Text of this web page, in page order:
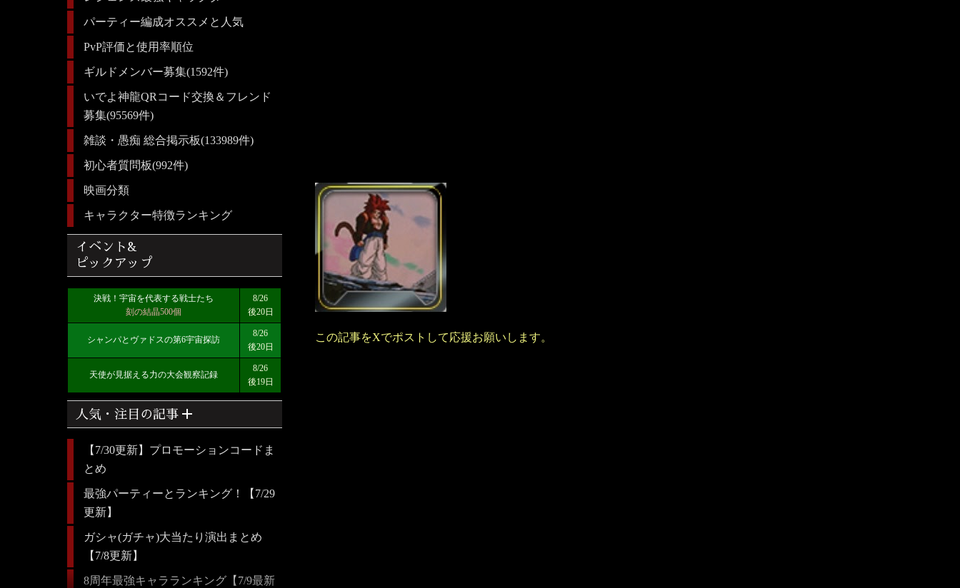
この記事をXでポストして応援お願いします。
パーティー編成オススメと人気
PvP評価と使用率順位
ギルドメンバー募集(1592件)
いでよ神龍QRコード交換＆フレンド
募集(95569件)
雑談・愚痴 総合掲示板(133989件)
初心者質問板(992件)
映画分類
キャラクター特徴ランキング
イベント&
ピックアップ
決戦！宇宙を代表する戦士たち
刻の結晶500個
8/26
後20日
シャンパとヴァドスの第6宇宙探訪
8/26
後20日
天使が見据える力の大会観察記録
8/26
後19日
人気・注目の記事 add
【7/30更新】プロモーションコードま
とめ
最強パーティーとランキング！【7/29
更新】
ガシャ(ガチャ)大当たり演出まとめ
【7/8更新】
8周年最強キャラランキング【7/9最新